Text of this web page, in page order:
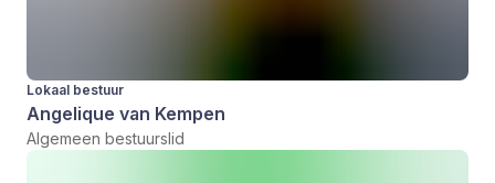
Lokaal bestuur
Angelique van Kempen
Algemeen bestuurslid